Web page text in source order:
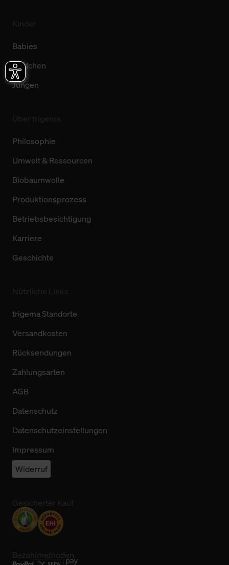
Babies
Mädchen
Jungen
Philosophie
Umwelt & Ressourcen
Biobaumwolle
Produktionsprozess
Betriebsbesichtigung
Karriere
Geschichte
trigema Standorte
Versandkosten
Rücksendungen
Zahlungsarten
AGB
Datenschutz
Datenschutzeinstellungen
Impressum
Widerruf